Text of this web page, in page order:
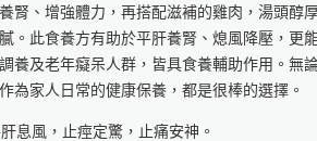
腎、增強體力，再搭配滋補的雞肉，湯頭醇
。此食養方有助於平肝養腎、熄風降壓，更
養及老年癡呆人群，皆具食養輔助作用。無
為家人日常的健康保養，都是很棒的選擇。
息風，止痙定驚，止痛安神。